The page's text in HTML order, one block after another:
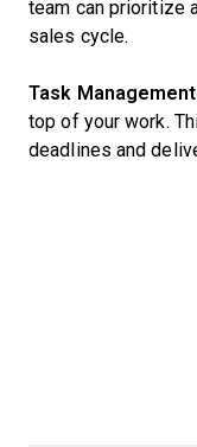
team can prioritize
sales cycle.
Task
top of your work.
deadlines and